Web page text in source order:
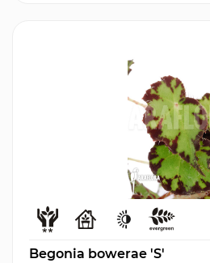
Begonia bowerae 'S'